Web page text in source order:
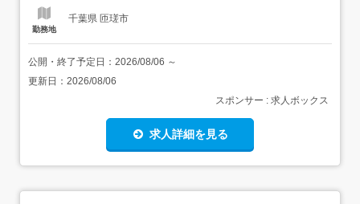
勤務地
千葉県 匝瑳市
公開・終了予定日： 2026/08/06 ～
更新日： 2026/08/06
スポンサー : 求人ボックス
求人詳細を見る